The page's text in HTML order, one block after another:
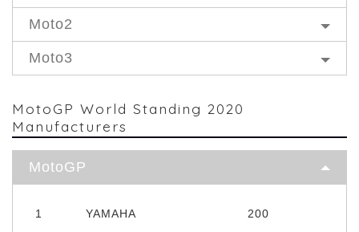
Moto2
Moto3
MotoGP World Standing 2020
Manufacturers
MotoGP
1 YAMAHA
200